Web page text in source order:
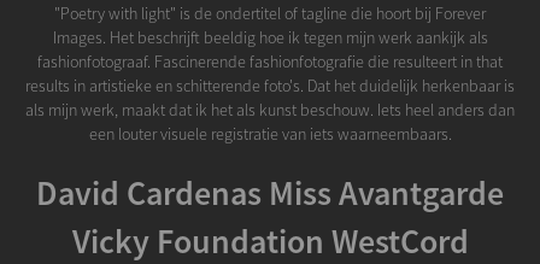
"Poetry with light" is de ondertitel of tagline die hoort bij Forever
Images. Het beschrijft beeldig hoe ik tegen mijn werk aankijk als
fashionfotograaf. Fascinerende fashionfotografie die resulteert in that
results in artistieke en schitterende foto's. Dat het duidelijk herkenbaar is
als mijn werk, maakt dat ik het als kunst beschouw. Iets heel anders dan
een louter visuele registratie van iets waarneembaars.
David Cardenas Miss Avantgarde
Vicky Foundation WestCord